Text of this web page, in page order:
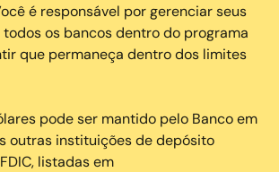
é responsável por gerenciar seus
os bancos dentro do programa
que permaneça dentro dos limites
pode ser mantido pelo Banco em
outras instituições de depósito
listadas em